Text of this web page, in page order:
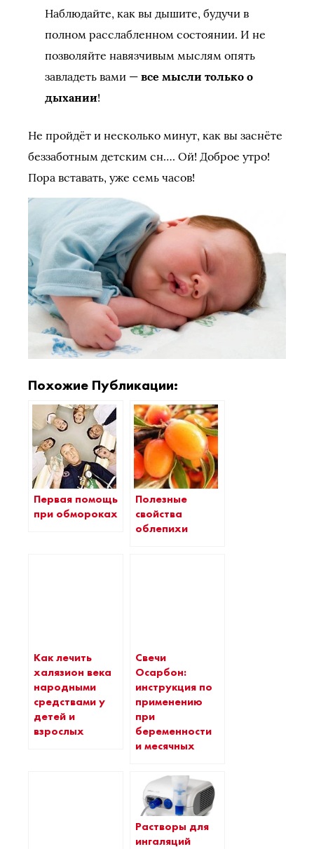
Наблюдайте, как вы дышите, будучи в
полном расслабленном состоянии. И не
позволяйте навязчивым мыслям опять
завладеть вами — все мысли только о
дыхании!
Не пройдёт и несколько минут, как вы заснёте
беззаботным детским сн…. Ой! Доброе утро!
Пора вставать, уже семь часов!
Похожие Публикации:
Первая помощь
при обмороках
Полезные
свойства
облепихи
Как лечить
халязион века
народными
средствами у
детей и
взрослых
Свечи
Осарбон:
инструкция по
применению
при
беременности
и месячных
Растворы для
ингаляций